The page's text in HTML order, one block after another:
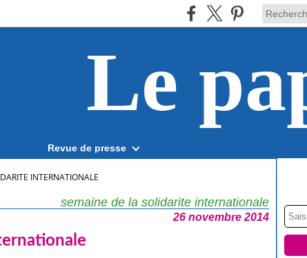
Le
Revue de presse
INTERNATIONALE
semaine de la solidarite internationale
26 novembre 2014